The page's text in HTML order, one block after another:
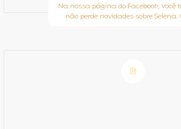
Na nossa página do Facebook, você
não perde novidades sobre Selena.